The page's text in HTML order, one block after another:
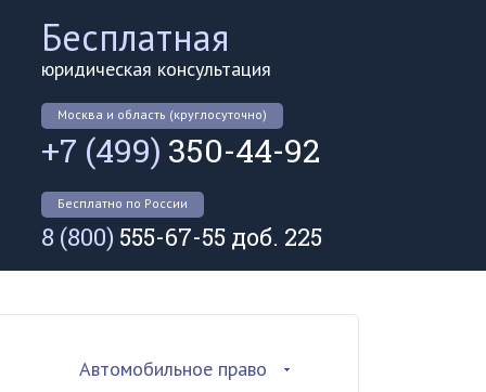
Бесплатная
юридическая консультация
Москва и область (круглосуточно)
+7 (499) 350-44-92
Бесплатно по России
8 (800) 555-67-55 доб. 225
Автомобильное право